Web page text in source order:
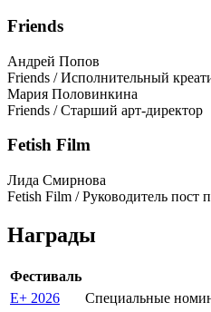
Friends
Андрей Попов
Friends / Исполнительный
Мария Половинкина
Friends / Старший арт-директор
Fetish Film
Лида Смирнова
Fetish Film / Руководитель пост
Награды
Фестиваль
E+ 2026
Специальные